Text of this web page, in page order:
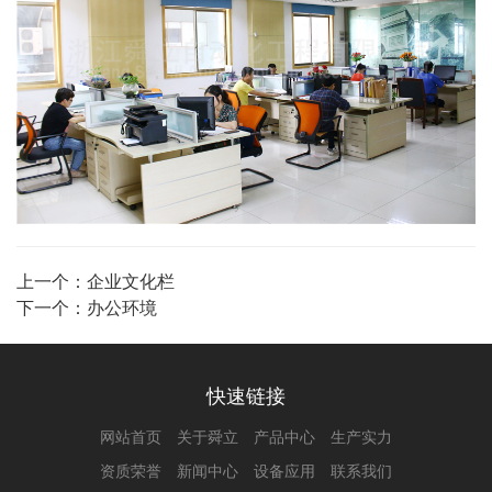
上一个： 企业文化栏
下一个： 办公环境
快速链接
网站首页 关于舜立 产品中心
生产实力
资质荣誉
新闻中心 设备应用 联系我们